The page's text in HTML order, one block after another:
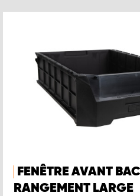
FENÊTRE AVANT
RANGEMENT LARGE